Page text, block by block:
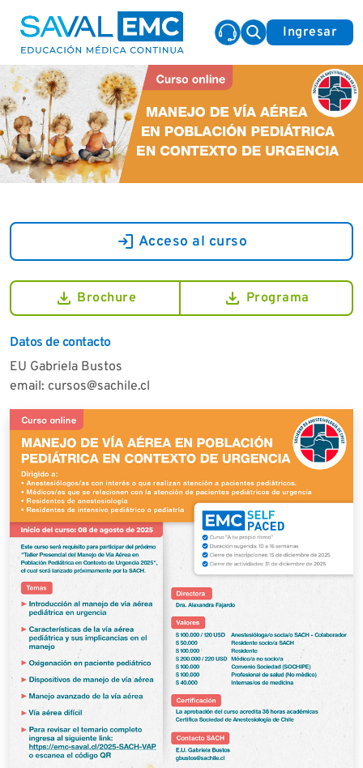
Ingresar
login Acceso al curso
download Brochure download Programa
Datos de contacto
EU Gabriela Bustos
email: cursos@sachile.cl